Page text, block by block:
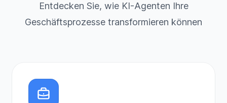
Entdecken Sie, wie KI-Agenten Ihre
Geschäftsprozesse transformieren können